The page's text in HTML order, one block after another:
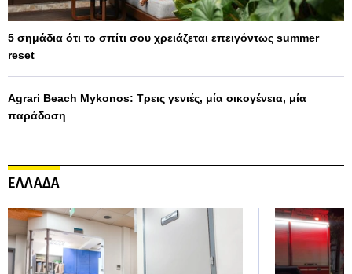
5 σημάδια ότι το σπίτι σου χρειάζεται επειγόντως summer
reset
Agrari Beach Mykonos: Τρεις γενιές, μία οικογένεια, μία
παράδοση
ΕΛΛΑΔΑ